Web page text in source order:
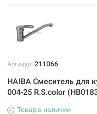
Артикул: 211066
HAIBA Смеситель для
004-25 R.S.color
Товар в наличии